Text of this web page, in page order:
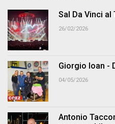
Sal Da Vinci al
26/02/2026
Giorgio Ioan -
04/05/2026
Antonio